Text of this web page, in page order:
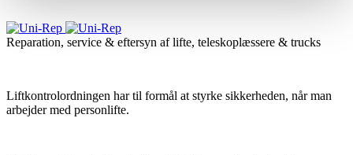
Reparation, service & eftersyn af lifte, teleskoplæssere & trucks
Liftkontrolordningen har til formål at styrke sikkerheden, når man
arbejder med personlifte.